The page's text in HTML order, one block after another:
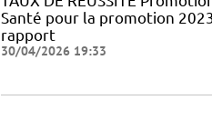
Santé pour la promotion
rapport
30/04/2026 19:33